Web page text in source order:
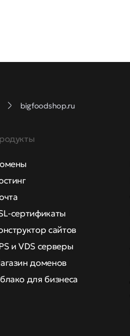
bigfoodshop.ru
сертификаты
сайтов
и VDS серверы
доменов
для бизнеса